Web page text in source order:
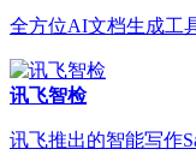
全方位AI文档生成工
讯飞智检
讯飞推出的智能写作